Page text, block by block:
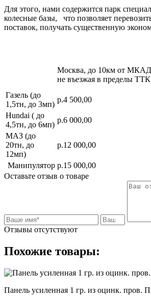
Для этого, нами содержится парк
колесные базы, что позволяет
поставок, получать существенную
Москва, до 10км от
не въезжая в пределы ТТК
Газель (до
1,5тн, до 3мп)
р.4 500,00
Hundai ( до
4,5тн, до 6мп)
р.6 000,00
МАЗ (до
20тн, до
12мп)
р.12 000,00
Манипулятор р.15 000,00
Оставьте отзыв о товаре
Отзывы отсутствуют
Похожие товары:
Панель усиленная 1 гр. из оцинк.